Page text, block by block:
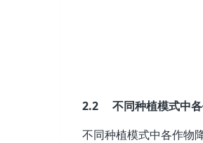
2.2 不同种植模式中各
不同种植模式中各作物